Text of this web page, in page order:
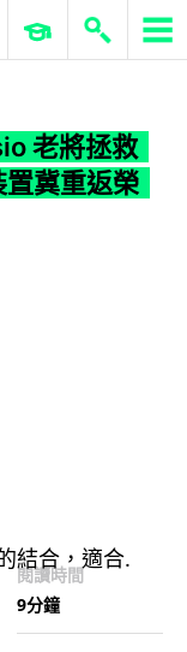
ERP 與商業 AI
老將拯救
冀重返榮
閱讀時間
9分鐘